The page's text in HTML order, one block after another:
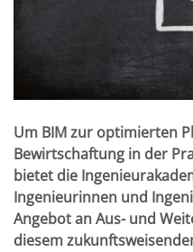
Um BIM zur optimierten
Bewirtschaftung in der
bietet die
Ingenieurinnen und
Angebot an Aus- und
diesem